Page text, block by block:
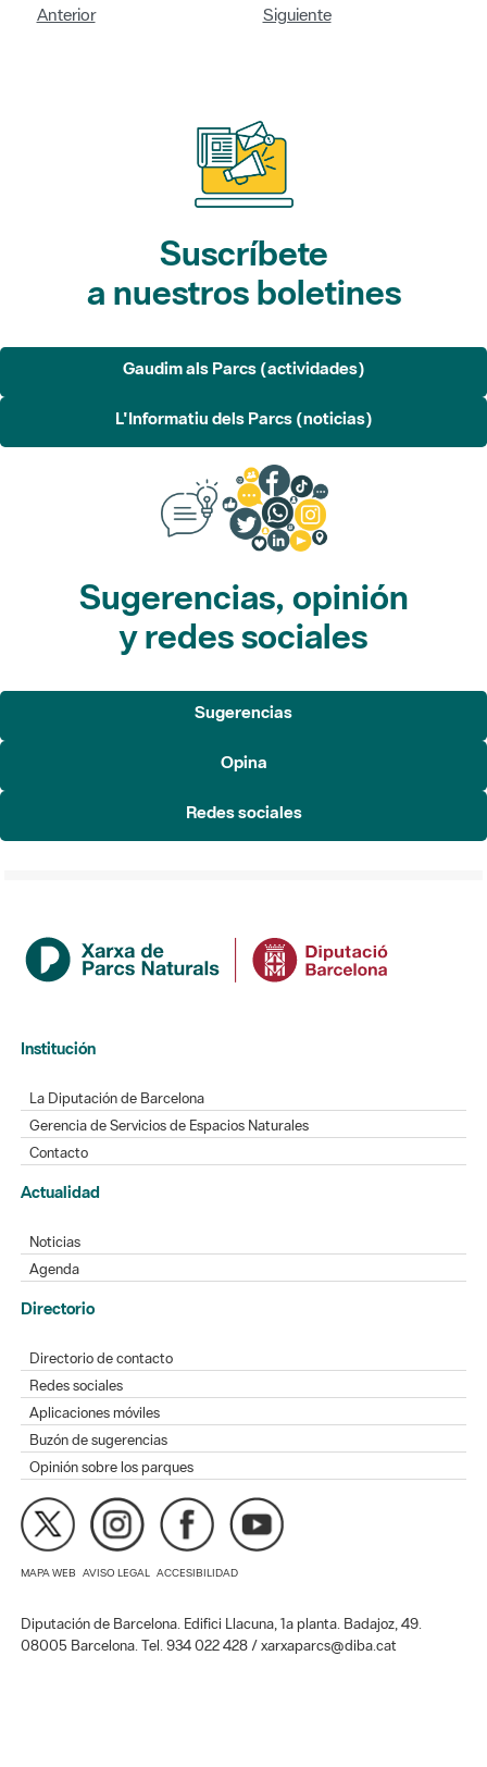
Anterior Siguiente
Suscríbete
a nuestros boletines
Gaudim als Parcs (actividades)
L'Informatiu dels Parcs (noticias)
Sugerencias, opinión
y redes sociales
Sugerencias
Opina
Redes sociales
Institución
La Diputación de Barcelona
Gerencia de Servicios de Espacios Naturales
Contacto
Actualidad
Noticias
Agenda
Directorio
Directorio de contacto
Redes sociales
Aplicaciones móviles
Buzón de sugerencias
Opinión sobre los parques
MAPA WEB AVISO LEGAL ACCESIBILIDAD
Diputación de Barcelona. Edifici Llacuna, 1a planta. Badajoz, 49.
08005 Barcelona. Tel. 934 022 428 / xarxaparcs@diba.cat